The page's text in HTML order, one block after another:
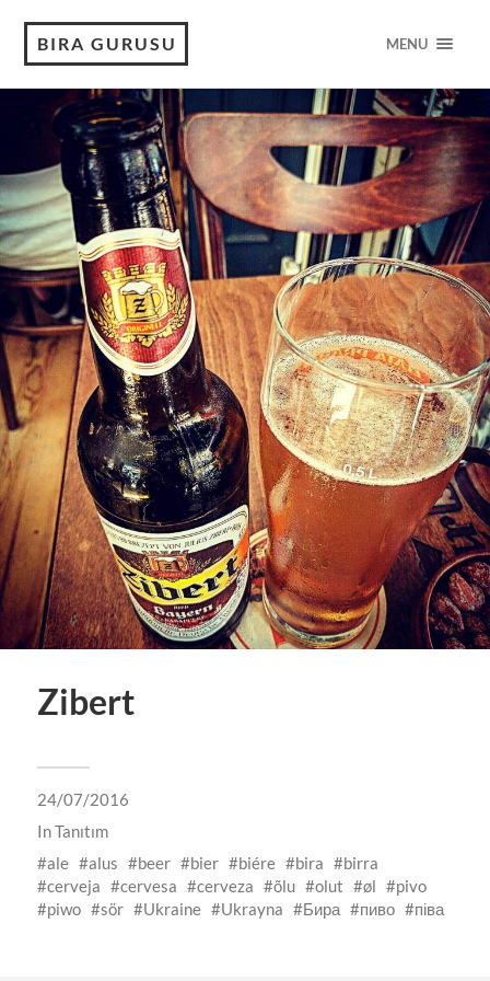
BIRA GURUSU MENU
Zibert
24/07/2016
InTanıtım
ale
alus beer bier biére bira
birra
cerveja
cervesa cerveza õlu olut øl
pivo
piwo
sör Ukraine Ukrayna Бира пиво піва